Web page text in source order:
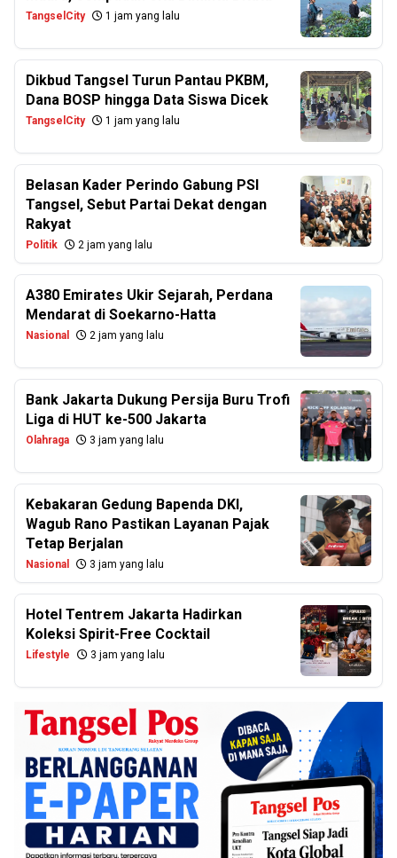
TangselCity 1 jam yang lalu
Dikbud Tangsel Turun Pantau PKBM,
Dana BOSP hingga Data Siswa Dicek
TangselCity 1 jam yang lalu
Belasan Kader Perindo Gabung PSI
Tangsel, Sebut Partai Dekat dengan
Rakyat
Politik 2 jam yang lalu
A380 Emirates Ukir Sejarah, Perdana
Mendarat di Soekarno-Hatta
Nasional 2 jam yang lalu
Bank Jakarta Dukung Persija Buru Trofi
Liga di HUT ke-500 Jakarta
Olahraga 3 jam yang lalu
Kebakaran Gedung Bapenda DKI,
Wagub Rano Pastikan Layanan Pajak
Tetap Berjalan
Nasional 3 jam yang lalu
Hotel Tentrem Jakarta Hadirkan
Koleksi Spirit-Free Cocktail
Lifestyle 3 jam yang lalu